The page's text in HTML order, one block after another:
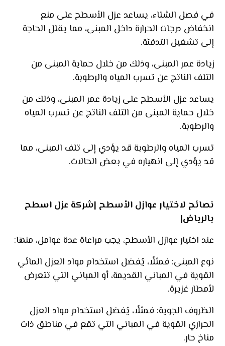
في فصل الشتاء، يساعد عزل الأسطح على منع
انخفاض درجات الحرارة داخل المبنى، مما يقلل الحاجة
إلى تشغيل التدفئة.
زيادة عمر المبنى، وذلك من خلال حماية المبنى من
التلف الناتج عن تسرب المياه والرطوبة.
يساعد عزل الأسطح على زيادة عمر المبنى، وذلك من
خلال حماية المبنى من التلف الناتج عن تسرب المياه
والرطوبة.
تسرب المياه والرطوبة قد يؤدي إلى تلف المبنى، مما
قد يؤدي إلى انهياره في بعض الحالات.
نصائح لاختيار عوازل الأسطح |شركة عزل اسطح
بالرياض|
عند اختيار عوازل الأسطح، يجب مراعاة عدة عوامل، منها:
نوع المبنى: فمثلًا، يُفضل استخدام مواد العزل المائي
القوية في المباني القديمة، أو المباني التي تتعرض
لأمطار غزيرة.
الظروف الجوية: فمثلًا، يُفضل استخدام مواد العزل
الحراري القوية في المباني التي تقع في مناطق ذات
مناخ حار.